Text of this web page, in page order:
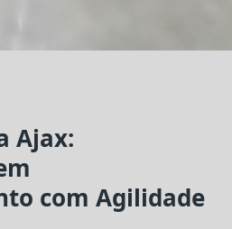
Ajax:
com Agilidade